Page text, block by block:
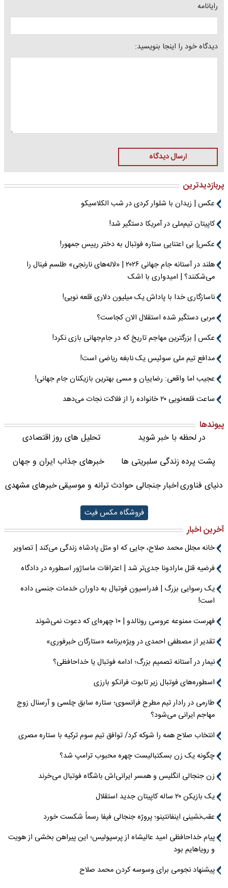
رایانامه
دیدگاه خود را اینجا بنویسید:
ارسال دیدگاه
پربازدیدترین
عکس | زیدان با شلوار کردی در شب الکلاسیکو
کاپیتان تیم‌ملی در آمریکا دستگیر شد!
عکس| بی اعتنایی ستاره فوتبال به دختر رییس جمهور!
هلند در آستانه جام جهانی ۲۰۲۶ | «لاله‌های نارنجی» طلسم فینال را
می‌شکنند؟ | امیدواری با اشک
ناسازگاری خدا با پاداش یک میلیون دلاری قلعه نویی!
مربی دستگیر شده استقلال الان کجاست؟
عکس | بزرگترین مهاجم تاریخ که در جام‌جهانی بازی نکرد!
مدافع تیم ملی سوئیس یک نابغه ریاضی است!
عجیب اما واقعی: رضاییان و مسی بهترین بازیکنان جام جهانی!
ساعت قلعه‌نویی ۲۰ خانواده را از فلاکت نجات می‌دهد
پیوندها
در لحظه با خبر شوید
تحلیل های روز اقتصادی
پشت پرده زندگی سلبریتی ها
خبرهای جذاب ایران و جهان
دنیای فناوریاخبار جنجالی حوادثترانه و موسیقیخبرهای مشهدی
فروشگاه مکس فیت
آخرین اخبار
خانه مجلل محمد صلاح، جایی که او مثل پادشاه زندگی می‌کند | تصاویر
فرضیه قتل مارادونا جدی‌تر شد | اعترافات ماساژور اسطوره در دادگاه
یک رسوایی بزرگ | فدراسیون فوتبال به داوران خدمات جنسی داده
است!
فهرست ممنوعه عروسی رونالدو | ۱۰ چهره‌ای که دعوت نمی‌شوند
تقدیر از مصطفی احمدی در ویژه‌برنامه «ستارگان خبرفوری»
نیمار در آستانه تصمیم بزرگ؛ ادامه فوتبال یا خداحافظی؟
اسطوره‌های فوتبال زیر تابوت فرانکو بارزی
طارمی در رادار تیم مطرح فرانسوی؛ ستاره سابق چلسی و آرسنال زوج
مهاجم ایرانی می‌شود؟
انتخاب صلاح همه را شوکه کرد/ توافق تیم سوم ترکیه با ستاره مصری
چگونه یک زن بسکتبالیست چهره محبوب ترامپ شد؟
زن جنجالی انگلیس و همسر ایرانی‌اش باشگاه فوتبال می‌خرند
یک بازیکن ۲۰ ساله کاپیتان جدید استقلال
عقب‌نشینی اینفانتینو؛ پروژه جنجالی فیفا رسماً شکست خورد
پیام خداحافظی امید عالیشاه از پرسپولیس؛ این پیراهن بخشی از هویت
و رویاهایم بود
پیشنهاد نجومی برای وسوسه کردن محمد صلاح